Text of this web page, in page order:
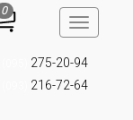
Toggle
0
275-20-94
216-72-64